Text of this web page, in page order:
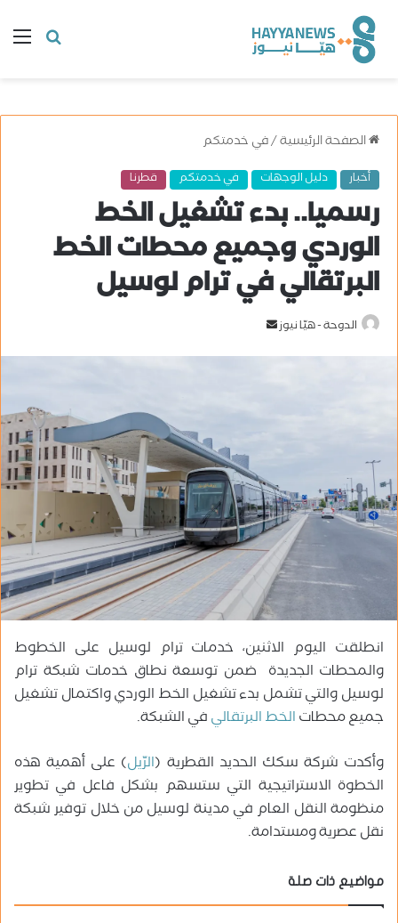
البحث
الصفحة الرئيسية/في خدمتكم
أخبار دليل الوجهات في خدمتكم قطرنا
رسميا.. بدء تشغيل الخط
الوردي وجميع محطات الخط
البرتقالي في ترام لوسيل
الدوحة - هيّا نيوز
د
ا
إ
ل
ك
ت
ر
و
ن
ا
انطلقت اليوم الاثنين، خدمات ترام لوسيل على الخطوط
والمحطات الجديدة ضمن توسعة نطاق خدمات شبكة ترام
لوسيل والتي تشمل بدء تشغيل الخط الوردي واكتمال تشغيل
جميع محطاتالخط البرتقاليفي الشبكة.
وأكدت شركة سكك الحديد القطرية (الرّيل) على أهمية هذه
الخطوة الاستراتيجية التي ستسهم بشكل فاعل في تطوير
منظومة النقل العام في مدينة لوسيل من خلال توفير شبكة
نقل عصرية ومستدامة.
مواضيع ذات صلة